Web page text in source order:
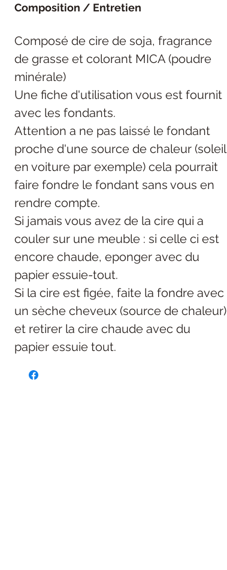
Composition / Entretien
Composé de cire de soja, fragrance
de grasse et colorant MICA (poudre
minérale)
Une fiche d'utilisation vous est fournit
avec les fondants.
Attention a ne pas laissé le fondant
proche d'une source de chaleur (soleil
en voiture par exemple) cela pourrait
faire fondre le fondant sans vous en
rendre compte.
Si jamais vous avez de la cire qui a
couler sur une meuble : si celle ci est
encore chaude, eponger avec du
papier essuie-tout.
Si la cire est figée, faite la fondre avec
un sèche cheveux (source de chaleur)
et retirer la cire chaude avec du
papier essuie tout.